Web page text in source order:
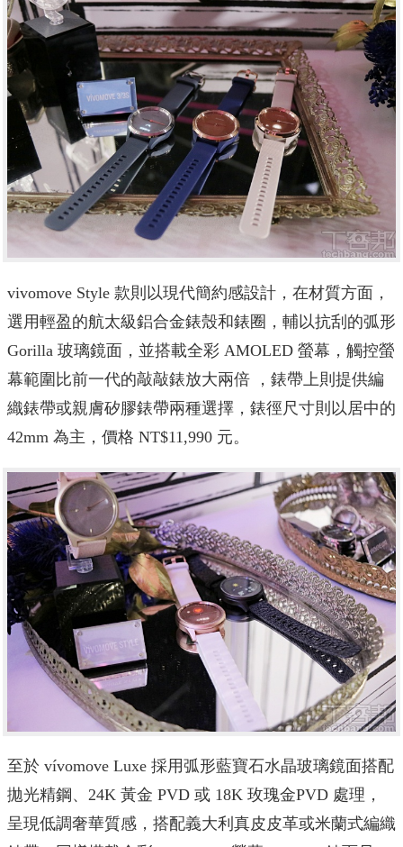
vivomove Style 款則以現代簡約感設計，在材質方面，
選用輕盈的航太級鋁合金錶殼和錶圈，輔以抗刮的弧形
Gorilla 玻璃鏡面，並搭載全彩 AMOLED 螢幕，觸控螢
幕範圍比前一代的敲敲錶放大兩倍 ，錶帶上則提供編
織錶帶或親膚矽膠錶帶兩種選擇，錶徑尺寸則以居中的
42mm 為主，價格 NT$11,990 元。
至於 vívomove Luxe 採用弧形藍寶石水晶玻璃鏡面搭配
拋光精鋼、24K 黃金 PVD 或 18K 玫瑰金PVD 處理，
呈現低調奢華質感，搭配義大利真皮皮革或米蘭式編織